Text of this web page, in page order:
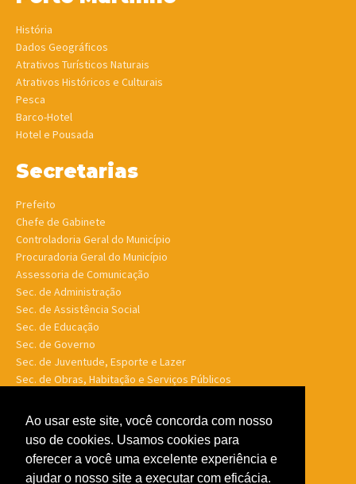
História
Dados Geográficos
Atrativos Turísticos Naturais
Atrativos Históricos e Culturais
Pesca
Barco-Hotel
Hotel e Pousada
Secretarias
Prefeito
Chefe de Gabinete
Controladoria Geral do Município
Procuradoria Geral do Município
Assessoria de Comunicação
Sec. de Administração
Sec. de Assistência Social
Sec. de Educação
Sec. de Governo
Sec. de Juventude, Esporte e Lazer
Sec. de Obras, Habitação e Serviços Públicos
Sec. de Saúde
Sec. de Turismo
Sec. de Meio Ambiente, Desenv. Agrário, Aquicultura e Pesca
Ao usar este site, você concorda com nosso
uso de cookies. Usamos cookies para
oferecer a você uma excelente experiência e
ajudar o nosso site a executar com eficácia.